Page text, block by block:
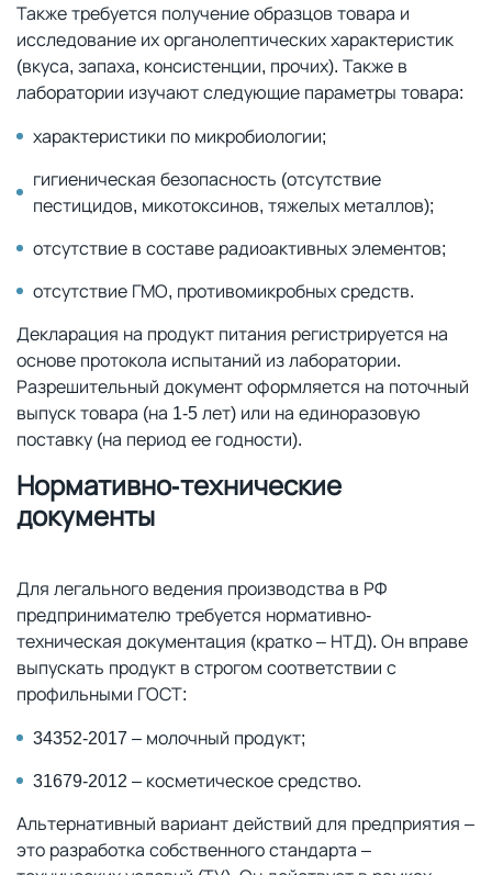
Также требуется получение образцов товара и
исследование их органолептических характеристик
(вкуса, запаха, консистенции, прочих). Также в
лаборатории изучают следующие параметры товара:
характеристики по микробиологии;
гигиеническая безопасность (отсутствие
пестицидов, микотоксинов, тяжелых металлов);
отсутствие в составе радиоактивных элементов;
отсутствие ГМО, противомикробных средств.
Декларация на продукт питания регистрируется на
основе протокола испытаний из лаборатории.
Разрешительный документ оформляется на поточный
выпуск товара (на 1-5 лет) или на единоразовую
поставку (на период ее годности).
Нормативно-технические
документы
Для легального ведения производства в РФ
предпринимателю требуется нормативно-
техническая документация (кратко – НТД). Он вправе
выпускать продукт в строгом соответствии с
профильными ГОСТ:
34352-2017 – молочный продукт;
31679-2012 – косметическое средство.
Альтернативный вариант действий для предприятия –
это разработка собственного стандарта –